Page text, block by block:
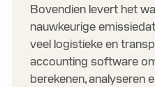
Bovendien levert het
nauwkeurige
veel logistieke en
accounting software
berekenen, analyseren